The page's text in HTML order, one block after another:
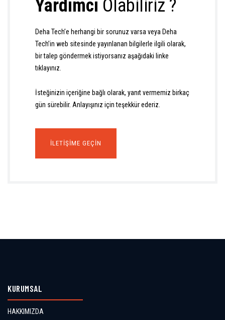
Yardımcı Olabiliriz ?
Deha Tech’e herhangi bir sorunuz varsa veya Deha
Tech’in web sitesinde yayınlanan bilgilerle ilgili olarak,
bir talep göndermek istiyorsanız aşağıdaki linke
tıklayınız.
İsteğinizin içeriğine bağlı olarak, yanıt vermemiz birkaç
gün sürebilir. Anlayışınız için teşekkür ederiz.
İLETIŞIME GEÇIN
KURUMSAL
HAKKIMIZDA